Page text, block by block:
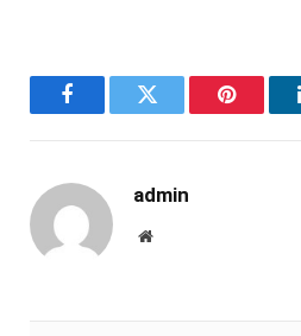
FacebookTwitter Pinterest
admin
Website